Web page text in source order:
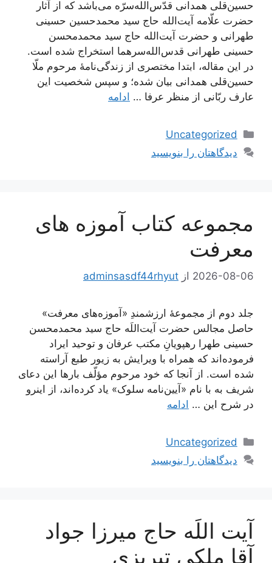
حسین‌قلی همدانی قدّس‌الله‌سرّه می‌باشد که از آثار
حضرت علّامه آیت‌الله حاج سید محمدحسین حسینی
طهرانی و حضرت آیت‌الله حاج سید محمدمحسن
حسینی طهرانی قدس‌الله‌سرهما استخراج شده است.
در این مقاله، ابتدا مختصری از زندگی‌نامۀ مرحوم ملّا
حسین‌قلی همدانی بیان شده؛ و سپس شخصیت این
عارف ربّانی از منظر عرفا … ادامه
دسته‌ها
Uncategorized
دیدگاهتان را بنویسید
مجموعه کتاب آموزه های
معرفت
2026-08-06 از adminsasdf44rhyut
جلد دوم از مجموعۀ ارزشمندِ «آموزه‌های معرفت»
حاصل مجالس حضرت آیت‌اللَه حاج سید محمدمحسن
حسینی طهرا رهپویانِ مکتب عرفان و توحید ایراد
فرموده‌اند که همراه با ویرایش به زیور طبع آراسته
شده است. از آنجا که خود مرحوم مؤلّف بارها این دعای
شریف به با نام «آیین‌نامه سلوک» یاد کرده‌اند، از اینرو
در شرح این … ادامه
دسته‌ها
Uncategorized
دیدگاهتان را بنویسید
آیت اللَه حاج میرزا جواد
آقا ملکی تبریزی